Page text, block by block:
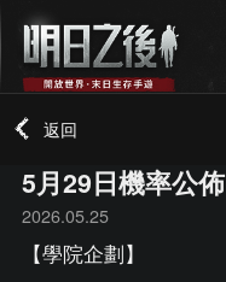
返回
5月29日機率公佈
2026.05.25
【學院企劃】